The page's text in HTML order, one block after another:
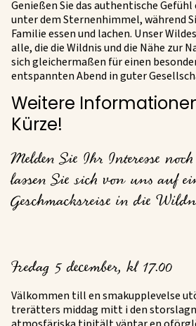
Genießen Sie das authentische Gefühl
unter dem Sternenhimmel, während
Familie essen und lachen. Unser
alle, die die Wildnis und die Nähe zur
sich gleichermaßen für einen
entspannten Abend in guter
Weitere
Kürze!
Melden Sie Ihr Interesse
lassen Sie sich von uns auf
Geschmacksreise in die
Fredag 5 december, kl 17.00
Välkommen till en smakupplevelse
trerätters middag mitt i den